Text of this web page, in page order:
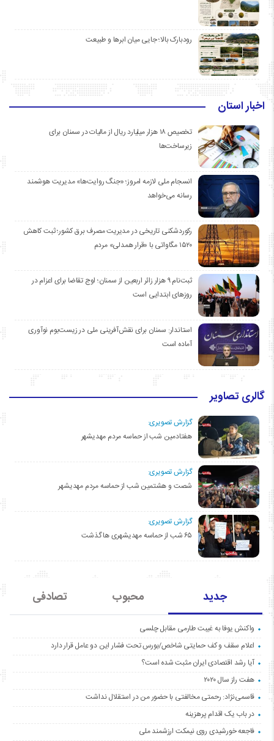
رودبارک بالا؛ جایی میان ابرها و طبیعت
اخبار استان
تخصیص ۱۸ هزار میلیارد ریال از مالیات در سمنان برای
زیرساخت‌ها
انسجام ملی لازمه امروز؛ «جنگ روایت‌ها» مدیریت هوشمند
رسانه می‌خواهد
رکوردشکنی تاریخی در مدیریت مصرف برق کشور؛ ثبت کاهش
۱۵۲۰ مگاواتی با «قرار همدلی» مردم
ثبت‌نام ۹ هزار زائر اربعین از سمنان؛ اوج تقاضا برای اعزام در
روزهای ابتدایی است
استاندار: سمنان برای نقش‌آفرینی ملی در زیست‌بوم نوآوری
آماده است
گالری تصاویر
گزارش تصویری:
هفتادمین شب از حماسه مردم مهدیشهر
گزارش تصویری:
شصت و هشتمین شب از حماسه مردم مهدیشهر
گزارش تصویری:
۶۵ شب از حماسه مهدیشهری ها گذشت
جدید محبوب تصادفی
واکنش یوفا به غیبت طارمی مقابل چلسی
اعلام سقف و کف حمایتی شاخص/بورس تحت فشار این دو عامل قرار دارد
آیا رشد اقتصادی ایران مثبت شده است؟
هفت راز سال ۲۰۲۰
قاسمی‌نژاد: رحمتی مخالفتی با حضور من در استقلال نداشت
در باب یک اقدام پرهزینه
فاجعه خورشیدی روی نیمکت ارزشمند ملی